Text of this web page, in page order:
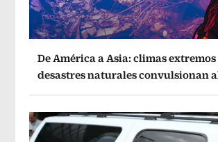
De América a Asia: climas extremos
desastres naturales convulsionan